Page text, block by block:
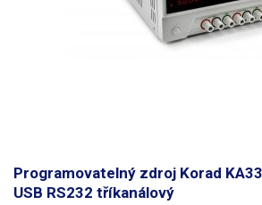
Programovatelný zdroj Korad
USB RS232 tříkanálový